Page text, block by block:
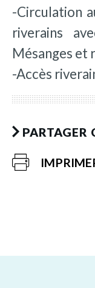
-Circulation
riverains
Mésanges et
-Accès
PARTAGER